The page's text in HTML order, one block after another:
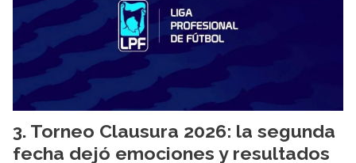
Torneo Clausura 2026: la segunda
fecha dejó emociones y resultados